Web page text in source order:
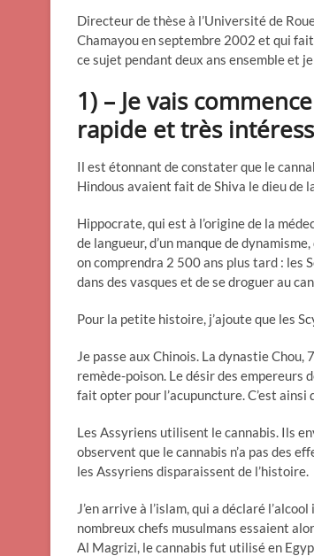
Directeur de thèse à l’Université de
Chamayou en septembre 2002 et qui
ce sujet pendant deux ans ensemble et
1) – Je vais
rapide et très
Il est étonnant de constater que le
Hindous avaient fait de Shiva le dieu de
Hippocrate, qui est à l’origine de la
de langueur, d’un manque de
on comprendra 2 500 ans plus tard : les
dans des vasques et de se droguer au
Pour la petite histoire, j’ajoute que les
Je passe aux Chinois. La dynastie
remède-poison. Le désir des empereurs
fait opter pour l’acupuncture. C’est ainsi
Les Assyriens utilisent le cannabis. Ils
observent que le cannabis n’a pas des
les Assyriens disparaissent de l’histoire.
J’en arrive à l’islam, qui a déclaré
nombreux chefs musulmans essaient
Al Magrizi, le cannabis fut utilisé en